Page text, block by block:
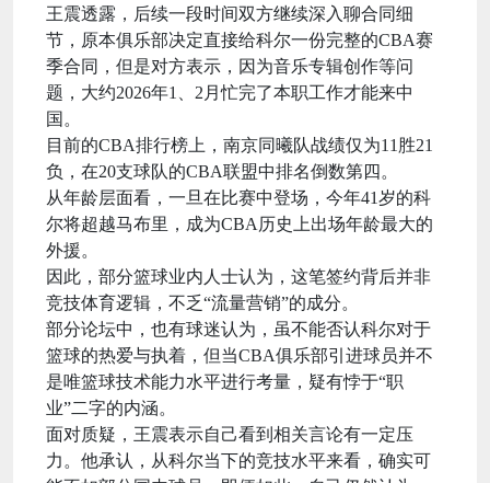
王震透露，后续一段时间双方继续深入聊合同细
节，原本俱乐部决定直接给科尔一份完整的CBA赛
季合同，但是对方表示，因为音乐专辑创作等问
题，大约2026年1、2月忙完了本职工作才能来中
国。
目前的CBA排行榜上，南京同曦队战绩仅为11胜21
负，在20支球队的CBA联盟中排名倒数第四。
从年龄层面看，一旦在比赛中登场，今年41岁的科
尔将超越马布里，成为CBA历史上出场年龄最大的
外援。
因此，部分篮球业内人士认为，这笔签约背后并非
竞技体育逻辑，不乏“流量营销”的成分。
部分论坛中，也有球迷认为，虽不能否认科尔对于
篮球的热爱与执着，但当CBA俱乐部引进球员并不
是唯篮球技术能力水平进行考量，疑有悖于“职
业”二字的内涵。
面对质疑，王震表示自己看到相关言论有一定压
力。他承认，从科尔当下的竞技水平来看，确实可